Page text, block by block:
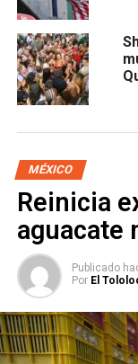
NO TE PIERDAS
“El Corona
grande”: Andreu
MÉXICO
Reinicia
aguacate
Publicado
Por El